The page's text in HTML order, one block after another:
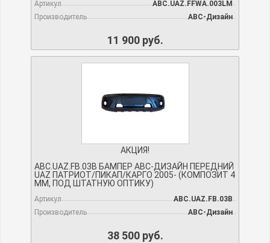
Артикул
ABC.UAZ.FFWA.003LM
Производитель
АВС-Дизайн
11 900 руб.
АКЦИЯ!
ABC.UAZ.FB.03B БАМПЕР АВС-ДИЗАЙН ПЕРЕДНИЙ
UAZ ПАТРИОТ/ПИКАП/КАРГО 2005- (КОМПОЗИТ 4
ММ, ПОД ШТАТНУЮ ОПТИКУ)
Артикул
ABC.UAZ.FB.03B
Производитель
АВС-Дизайн
38 500 руб.